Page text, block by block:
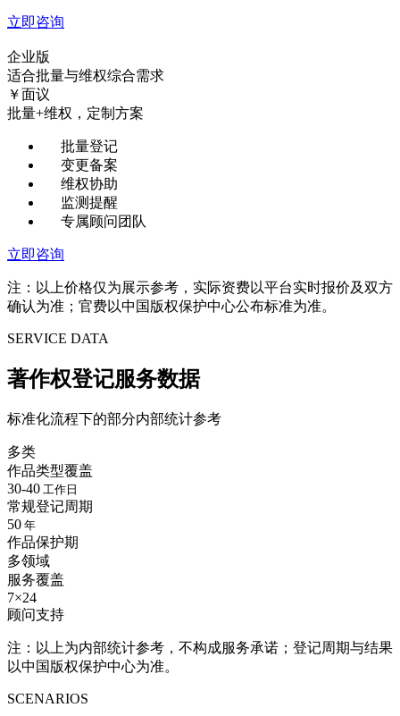
立即咨询
企业版
适合批量与维权综合需求
￥面议
批量+维权，定制方案
批量登记
变更备案
维权协助
监测提醒
专属顾问团队
立即咨询
注：以上价格仅为展示参考，实际资费以平台实时报价及双方
确认为准；官费以中国版权保护中心公布标准为准。
SERVICE DATA
著作权登记服务数据
标准化流程下的部分内部统计参考
多类
作品类型覆盖
30-40 工作日
常规登记周期
50 年
作品保护期
多领域
服务覆盖
7×24
顾问支持
注：以上为内部统计参考，不构成服务承诺；登记周期与结果
以中国版权保护中心为准。
SCENARIOS